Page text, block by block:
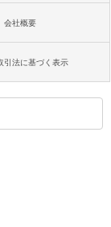
会社概要
引法に基づく表示